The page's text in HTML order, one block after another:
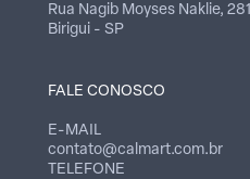
Rua Nagib Moyses Naklie, 281
Birigui - SP
FALE CONOSCO
E-MAIL
contato@calmart.com.br
TELEFONE